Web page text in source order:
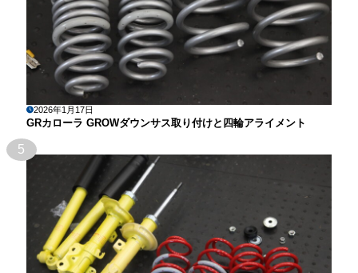
2026年1月17日
GRカローラ GROWダウンサス取り付けと四輪アライメント
5